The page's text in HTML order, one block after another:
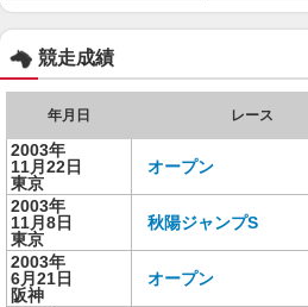
競走成績
年月日 レース
2003年
11月22日
東京
オープン
2003年
11月8日
東京
秋陽ジャンプS
2003年
6月21日
阪神
オープン